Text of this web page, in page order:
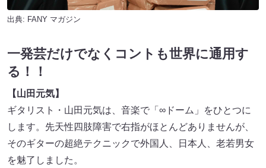
出典: FANY マガジン
一発芸だけでなくコントも世界に通用す
る！！
【山田元気】
ギタリスト・山田元気は、音楽で「∞ドーム」をひとつに
します。先天性四肢障害で右指がほとんどありませんが、
そのギターの超絶テクニックで外国人、日本人、老若男女
を魅了しました。